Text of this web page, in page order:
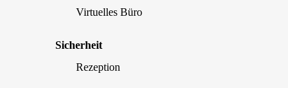
Virtuelles Büro
Sicherheit
Rezeption